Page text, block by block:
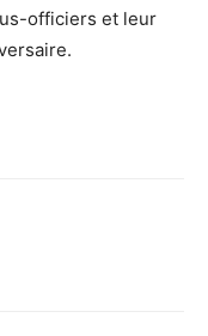
officiers et leur